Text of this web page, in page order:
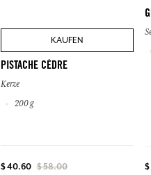
KAUFEN
PISTACHE CÈDRE
Kerze
200 g
$ 40.60 $ 58.00